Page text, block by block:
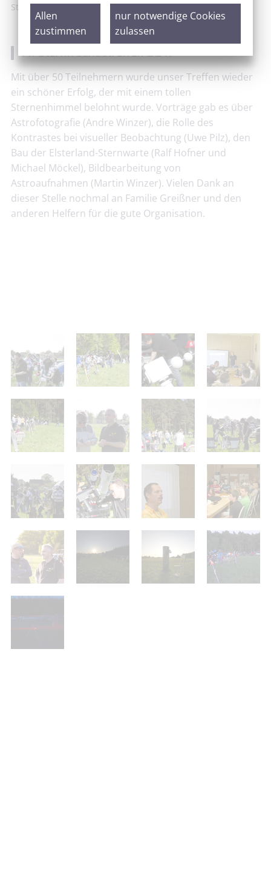
Sternfreundetreffen 2011
14. Sternfreundetreffen 2011
Mit über 50 Teilnehmern wurde unser Treffen wieder
ein schöner Erfolg, der mit einem tollen
Sternenhimmel belohnt wurde. Vorträge gab es über
Astrofotografie (Andre Winzer), die Rolle des
Kontrastes bei visueller Beobachtung (Uwe Pilz), den
Bau der Elsterland-Sternwarte (Ralf Hofner und
Michael Möckel), Bildbearbeitung von
Astroaufnahmen (Martin Winzer). Vielen Dank an
dieser Stelle nochmal an Familie Greißner und den
anderen Helfern für die gute Organisation.
Allen
zustimmen
nur notwendige Cookies
zulassen